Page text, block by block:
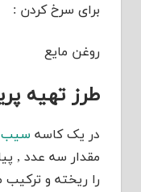
برای سرخ کردن :
روغن مایع
طرز تهیه
در یک کاسه سیب
مقدار سه عدد ,
را ریخته و